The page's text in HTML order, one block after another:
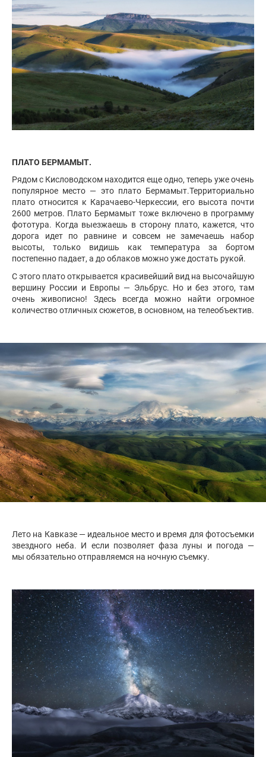
ПЛАТО БЕРМАМЫТ.
Рядом с Кисловодском находится еще одно, теперь уже очень
популярное место — это плато Бермамыт.Территориально
плато относится к Карачаево-Черкессии, его высота почти
2600 метров. Плато Бермамыт тоже включено в программу
фототура. Когда выезжаешь в сторону плато, кажется, что
дорога идет по равнине и совсем не замечаешь набор
высоты, только видишь как температура за бортом
постепенно падает, а до облаков можно уже достать рукой.
С этого плато открывается красивейший вид на высочайшую
вершину России и Европы — Эльбрус. Но и без этого, там
очень живописно! Здесь всегда можно найти огромное
количество отличных сюжетов, в основном, на телеобъектив.
Лето на Кавказе — идеальное место и время для фотосъемки
звездного неба. И если позволяет фаза луны и погода —
мы обязательно отправляемся на ночную съемку.